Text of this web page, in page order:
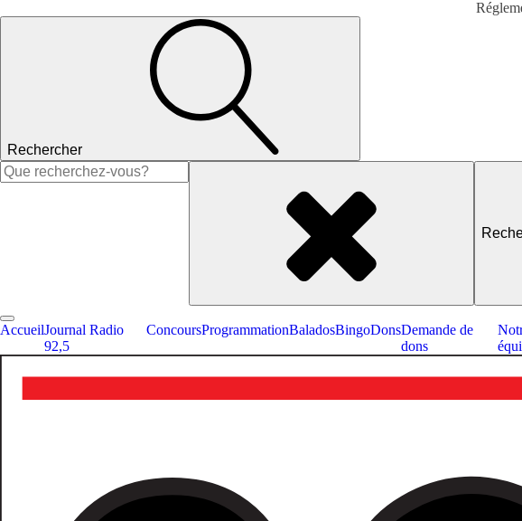
Rechercher
Rechercher :
AccueilJournal Radio
92,5
ConcoursProgrammationBaladosBingoDonsDemande de
dons